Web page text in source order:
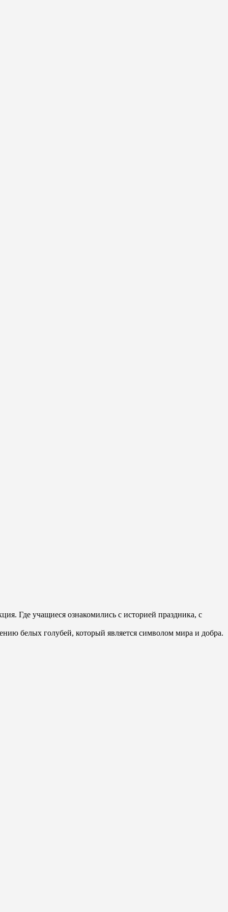
Где учащиеся ознакомились с историей праздника, с
белых голубей, который является символом мира и добра.